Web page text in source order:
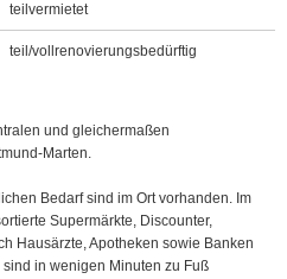
teilvermietet
teil/vollrenovierungsbedürftig
und gleichermaßen
Marten.
Bedarf sind im Ort vorhanden. Im
Supermärkte, Discounter,
Hausärzte, Apotheken sowie Banken
in wenigen Minuten zu Fuß